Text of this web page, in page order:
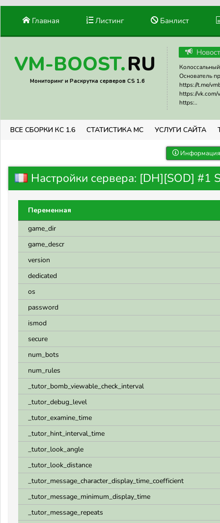
Главная Листинг Банлист
VM-BOOST.RU
Мониторинг и Раскрутка серверов CS 1.6
Основатель
https://t.me/
https://vk.com/
https:..
ВСЕ СБОРКИ КС 1.6 СТАТИСТИКА МС УСЛУГИ САЙТА
Настройки сервера: [DH][SOD] #1
Переменная
game_dir
game_descr
version
dedicated
os
password
ismod
secure
num_bots
num_rules
_tutor_bomb_viewable_check_interval
_tutor_debug_level
_tutor_examine_time
_tutor_hint_interval_time
_tutor_look_angle
_tutor_look_distance
_tutor_message_character_display_time_coefficient
_tutor_message_minimum_display_time
_tutor_message_repeats